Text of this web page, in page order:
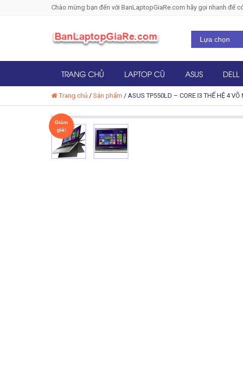
Chào mừng bạn đến với BanLaptopGiaRe.com hãy gọi nhanh để
TRANG CHỦ LAPTOP CŨ ASUS DELL
Trang chủ / Sản phẩm / ASUS TP550LD – CORE I3 THẾ HỆ 4
Giảm
giá!